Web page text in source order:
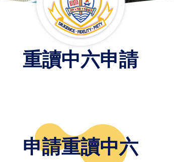
重讀中六申請
申請重讀中六